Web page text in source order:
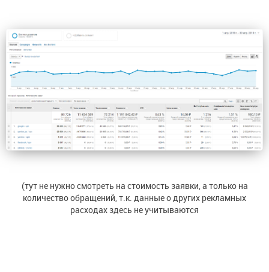
(тут не нужно смотреть на стоимость заявки, а только на
количество обращений, т.к. данные о других рекламных
расходах здесь не учитываются